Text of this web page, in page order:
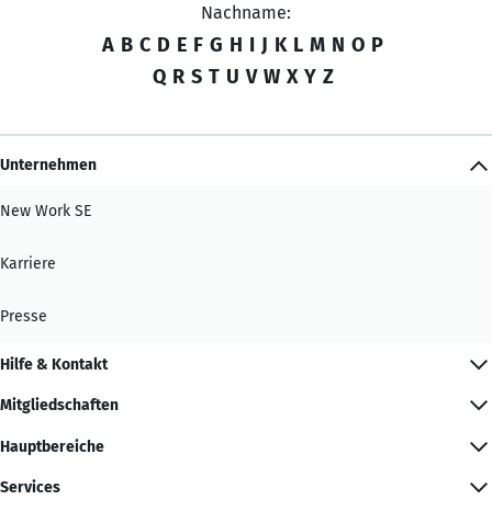
Nachname:
A B C D E F G H I J K L M N O P
Q R S T U V W X Y Z
Unternehmen
New Work SE
Karriere
Presse
Hilfe & Kontakt
Mitgliedschaften
Hauptbereiche
Services